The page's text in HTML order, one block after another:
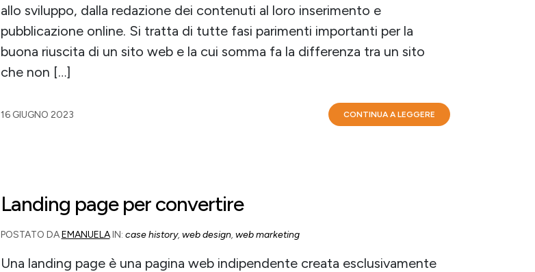
allo sviluppo, dalla redazione dei contenuti al loro inserimento e
pubblicazione online. Si tratta di tutte fasi parimenti importanti per la
buona riuscita di un sito web e la cui somma fa la differenza tra un sito
che non […]
16 GIUGNO 2023 CONTINUA A LEGGERE
Landing page per convertire
POSTATO DAEMANUELAIN: case history, web design, web marketing
Una landing page è una pagina web indipendente creata esclusivamente